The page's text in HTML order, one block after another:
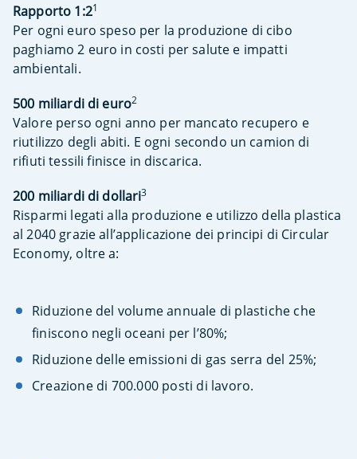
Rapporto 1:21
Per ogni euro speso per la produzione di cibo
paghiamo 2 euro in costi per salute e impatti
ambientali.
500 miliardi di euro2
Valore perso ogni anno per mancato recupero e
riutilizzo degli abiti. E ogni secondo un camion di
rifiuti tessili finisce in discarica.
200 miliardi di dollari3
Risparmi legati alla produzione e utilizzo della plastica
al 2040 grazie all’applicazione dei principi di Circular
Economy, oltre a:
Riduzione del volume annuale di plastiche che
finiscono negli oceani per l’80%;
Riduzione delle emissioni di gas serra del 25%;
Creazione di 700.000 posti di lavoro.